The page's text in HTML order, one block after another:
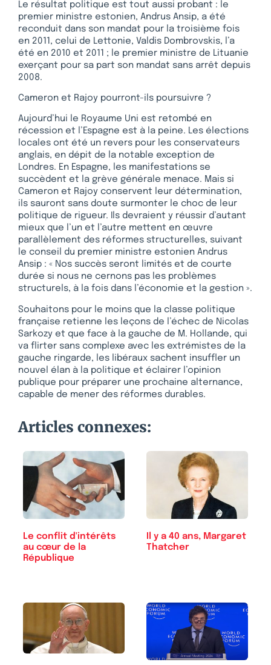
Le résultat politique est tout aussi probant : le
premier ministre estonien, Andrus Ansip, a été
reconduit dans son mandat pour la troisième fois
en 2011, celui de Lettonie, Valdis Dombrovskis, l’a
été en 2010 et 2011 ; le premier ministre de Lituanie
exerçant pour sa part son mandat sans arrêt depuis
2008.
Cameron et Rajoy pourront-ils poursuivre ?
Aujourd’hui le Royaume Uni est retombé en
récession et l’Espagne est à la peine. Les élections
locales ont été un revers pour les conservateurs
anglais, en dépit de la notable exception de
Londres. En Espagne, les manifestations se
succèdent et la grève générale menace. Mais si
Cameron et Rajoy conservent leur détermination,
ils sauront sans doute surmonter le choc de leur
politique de rigueur. Ils devraient y réussir d’autant
mieux que l’un et l’autre mettent en œuvre
parallèlement des réformes structurelles, suivant
le conseil du premier ministre estonien Andrus
Ansip : « Nos succès seront limités et de courte
durée si nous ne cernons pas les problèmes
structurels, à la fois dans l’économie et la gestion ».
Souhaitons pour le moins que la classe politique
française retienne les leçons de l’échec de Nicolas
Sarkozy et que face à la gauche de M. Hollande, qui
va flirter sans complexe avec les extrémistes de la
gauche ringarde, les libéraux sachent insuffler un
nouvel élan à la politique et éclairer l’opinion
publique pour préparer une prochaine alternance,
capable de mener des réformes durables.
Articles connexes:
Le conflit d'intérêts
au cœur de la
République
Il y a 40 ans, Margaret
Thatcher